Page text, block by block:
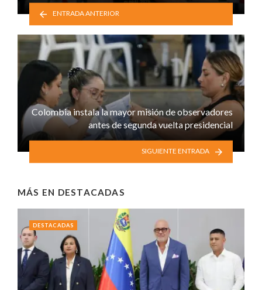
ENTRADA ANTERIOR
Colombia instala la mayor misión de observadores
antes de segunda vuelta presidencial
SIGUIENTE ENTRADA
MÁS EN DESTACADAS
DESTACADAS